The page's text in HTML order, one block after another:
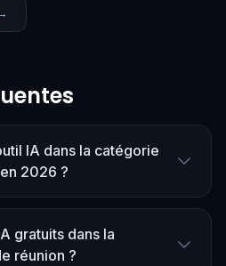
IA dans la catégorie
2026 ?
gratuits dans la
réunion ?